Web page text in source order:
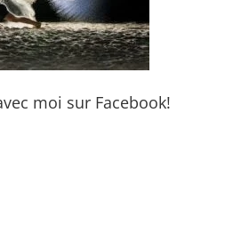
moi sur Facebook!